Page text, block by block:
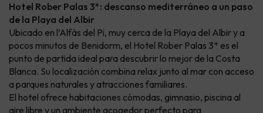
Hotel Rober Palas 3*: descanso mediterráneo a un paso
de la Playa del Albir
Ubicado en l’Alfàs del Pi, muy cerca de la Playa del Albir y a
pocos minutos de Benidorm, el Hotel Rober Palas 3* es el
punto de partida ideal para descubrir lo mejor de la Costa
Blanca. Su localización combina relax junto al mar con acceso
a parques naturales y atracciones familiares.
El hotel ofrece habitaciones cómodas, gimnasio, piscina al
aire libre y un ambiente acogedor perfecto para